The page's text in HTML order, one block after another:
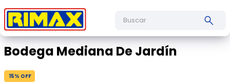
Bodega Mediana De Jardín
15% OFF